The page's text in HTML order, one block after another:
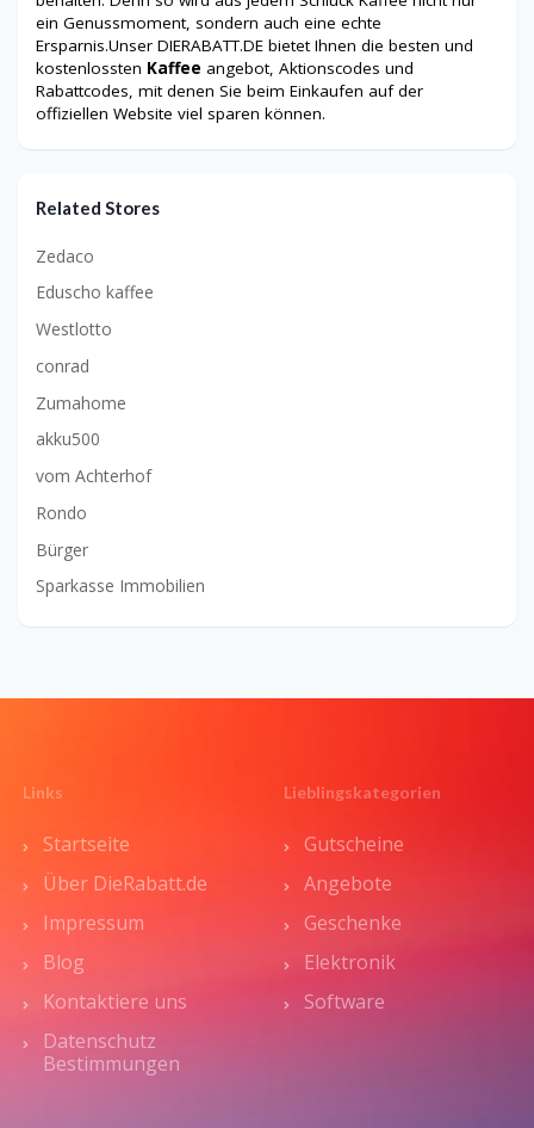
ein Genussmoment, sondern auch eine echte
Ersparnis.Unser DIERABATT.DE bietet Ihnen die besten und
kostenlossten Kaffee angebot, Aktionscodes und
Rabattcodes, mit denen Sie beim Einkaufen auf der
offiziellen Website viel sparen können.
Related Stores
Zedaco
Eduscho kaffee
Westlotto
conrad
Zumahome
akku500
vom Achterhof
Rondo
Bürger
Sparkasse Immobilien
Links
Startseite
Über DieRabatt.de
Impressum
Blog
Kontaktiere uns
Datenschutz
Bestimmungen
Lieblingskategorien
Gutscheine
Angebote
Geschenke
Elektronik
Software